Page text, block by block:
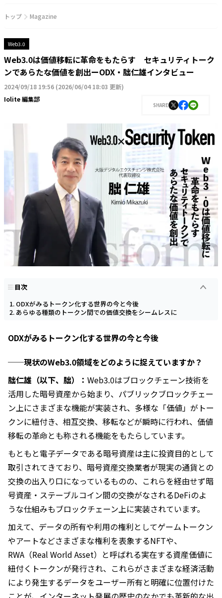
トップ Magazine
Web3.0
Web3.0は価値移転に革命をもたらす セキュリティトーク
ンであらたな価値を創出ーODX・朏仁雄インタビュー
2024/09/18 19:56 (2026/06/04 18:03 更新)
Iolite 編集部
SHARE
目次
ODXがみるトークン化する世界の今と今後
あらゆる種類のトークン間での価値交換をシームレスに
ODXがみるトークン化する世界の今と今後
──現状のWeb3.0領域をどのように捉えていますか？
朏仁雄（以下、朏）： Web3.0はブロックチェーン技術を
活用した暗号資産から始まり、パブリックブロックチェー
ン上にさまざまな機能が実装され、多様な「価値」がトー
クンに紐付き、相互交換、移転などが瞬時に行われ、価値
移転の革命とも称される機能をもたらしています。
もともと電子データである暗号資産は主に投資目的として
取引されてきており、暗号資産交換業者が現実の通貨との
交換の出入り口になっているものの、これらを経由せず暗
号資産・ステーブルコイン間の交換がなされるDeFiのよ
うな仕組みもブロックチェーン上に実装されています。
加えて、データの所有や利用の権利としてゲームトークン
やアートなどさまざまな権利を表象するNFTや、
RWA（Real World Asset）と呼ばれる実在する資産価値に
紐付くトークンが発行され、これらがさまざまな経済活動
により発生するデータをユーザー所有と明確に位置付けた